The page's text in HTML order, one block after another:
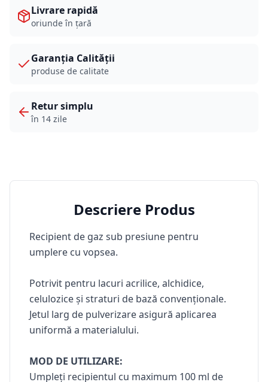
Livrare rapidă
oriunde în țară
Garanția Calității
produse de calitate
Retur simplu
în 14 zile
Descriere Produs
Recipient de gaz sub presiune pentru
umplere cu vopsea.
Potrivit pentru lacuri acrilice, alchidice,
celulozice și straturi de bază convenționale.
Jetul larg de pulverizare asigură aplicarea
uniformă a materialului.
MOD DE UTILIZARE:
Umpleți recipientul cu maximum 100 ml de